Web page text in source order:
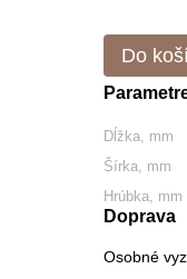
Do
Dĺžka, mm
Šírka, mm
Hrúbka, mm
Doprava
Osobné